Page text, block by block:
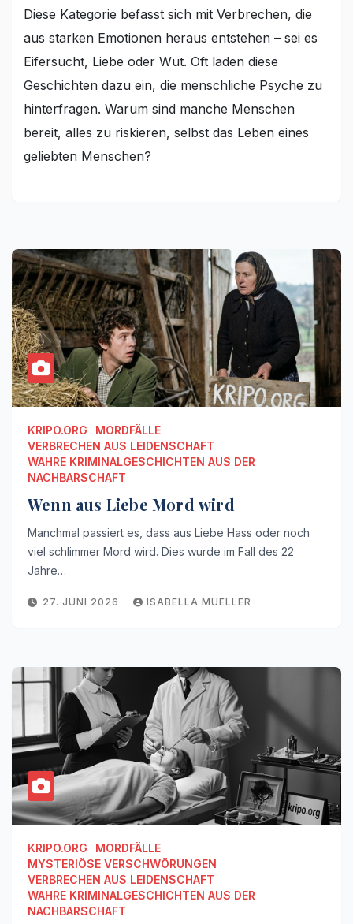
Diese Kategorie befasst sich mit Verbrechen, die
aus starken Emotionen heraus entstehen – sei es
Eifersucht, Liebe oder Wut. Oft laden diese
Geschichten dazu ein, die menschliche Psyche zu
hinterfragen. Warum sind manche Menschen
bereit, alles zu riskieren, selbst das Leben eines
geliebten Menschen?
KRIPO.ORG
MORDFÄLLE
VERBRECHEN AUS LEIDENSCHAFT
WAHRE KRIMINALGESCHICHTEN AUS DER
NACHBARSCHAFT
Wenn aus Liebe Mord wird
Manchmal passiert es, dass aus Liebe Hass oder noch
viel schlimmer Mord wird. Dies wurde im Fall des 22
Jahre…
27. JUNI 2026 ISABELLA MUELLER
KRIPO.ORG
MORDFÄLLE
MYSTERIÖSE VERSCHWÖRUNGEN
VERBRECHEN AUS LEIDENSCHAFT
WAHRE KRIMINALGESCHICHTEN AUS DER
NACHBARSCHAFT